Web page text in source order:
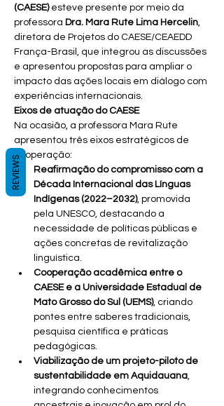
(CAESE) esteve presente por meio da
professora Dra. Mara Rute Lima Hercelin,
diretora de Projetos do CAESE/CEAEDD
França-Brasil, que integrou as discussões
e apresentou propostas para ampliar o
impacto das ações locais em diálogo com
experiências internacionais.
Eixos de atuação do CAESE
Na ocasião, a professora Mara Rute
apresentou três eixos estratégicos de
cooperação:
Reafirmação do compromisso com a
Década Internacional das Línguas
Indígenas (2022–2032), promovida
pela UNESCO, destacando a
necessidade de políticas públicas e
ações concretas de revitalização
linguística.
Cooperação acadêmica entre o
CAESE e a Universidade Estadual de
Mato Grosso do Sul (UEMS), criando
pontes entre saberes tradicionais,
pesquisa científica e práticas
pedagógicas.
Viabilização de um projeto-piloto de
sustentabilidade em Aquidauana,
integrando conhecimentos
REVIEWS